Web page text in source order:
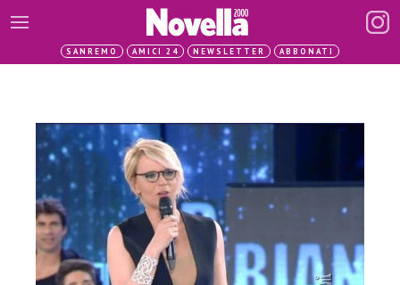
SANREMO AMICI 24 NEWSLETTER ABBONATI